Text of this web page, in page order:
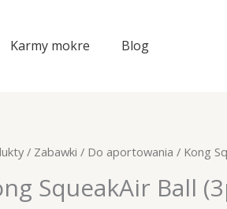
Karmy mokre Blog
/ Zabawki / Do aportowania / Kong
SqueakAir Ball